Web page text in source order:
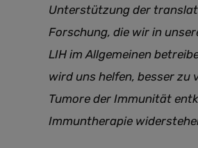
Unterstützung der
Forschung, die wir in
LIH im Allgemeinen
wird uns helfen, besser zu
Tumore der Immunität
Immuntherapie